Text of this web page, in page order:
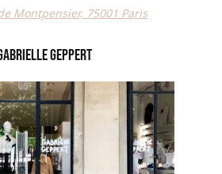
Montpensier, 75001 Paris
Geppert